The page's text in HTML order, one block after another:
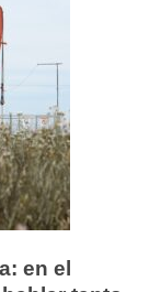
en el